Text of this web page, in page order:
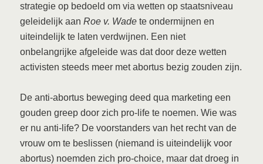
strategie op bedoeld om via wetten op staatsniveau
geleidelijk aanRoe v. Wade te ondermijnen en
uiteindelijk te laten verdwijnen. Een niet
onbelangrijke afgeleide was dat door deze wetten
activisten steeds meer met abortus bezig zouden zijn.
De anti-abortus beweging deed qua marketing een
gouden greep door zich pro-life te noemen. Wie was
er nu anti-life? De voorstanders van het recht van de
vrouw om te beslissen (niemand is uiteindelijk voor
abortus) noemden zich pro-choice, maar dat droeg in